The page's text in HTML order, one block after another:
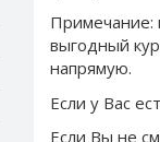
Примечание:
выгодный
напрямую.
Если у Вас
Если Вы не